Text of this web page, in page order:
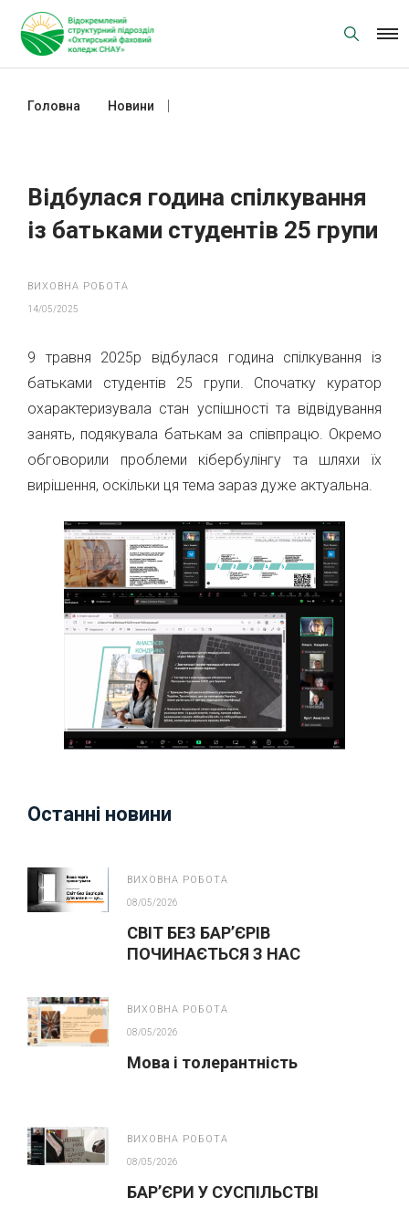
content
Головна Новини
Відбулася година спілкування
із батьками студентів 25 групи
ВИХОВНА РОБОТА
14/05/2025
9 травня 2025р відбулася година спілкування із
батьками студентів 25 групи. Спочатку куратор
охарактеризувала стан успішності та відвідування
занять, подякувала батькам за співпрацю. Окремо
обговорили проблеми кібербулінгу та шляхи їх
вирішення, оскільки ця тема зараз дуже актуальна.
Останні новини
ВИХОВНА РОБОТА
08/05/2026
СВІТ БЕЗ БАР’ЄРІВ
ПОЧИНАЄТЬСЯ З НАС
ВИХОВНА РОБОТА
08/05/2026
Мова і толерантність
ВИХОВНА РОБОТА
08/05/2026
БАР’ЄРИ У СУСПІЛЬСТВІ